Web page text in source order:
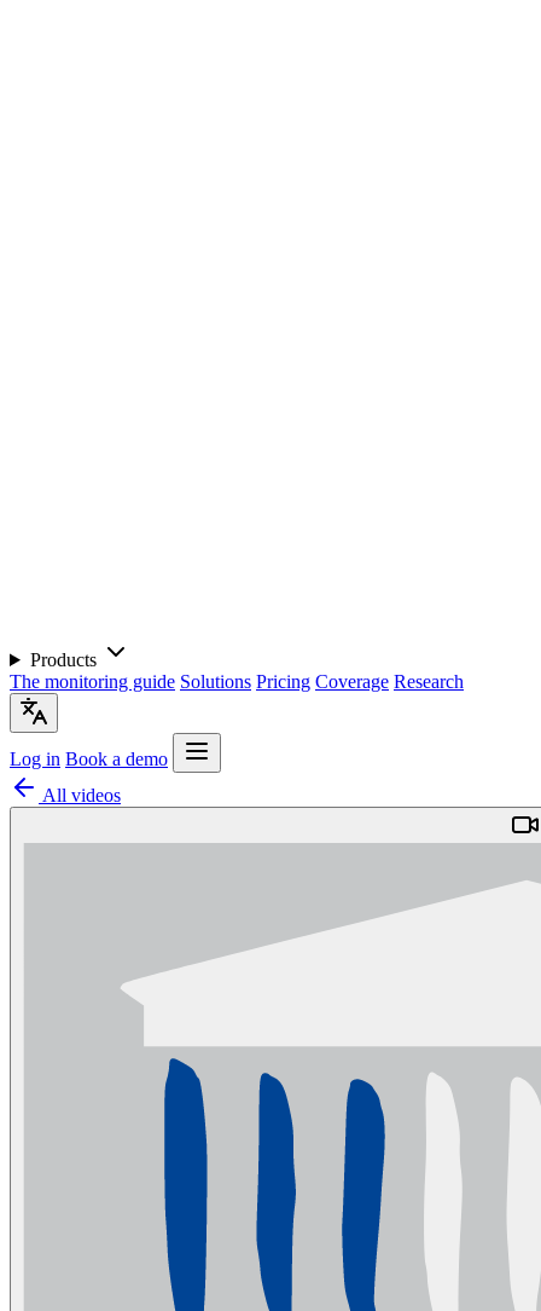
Products
The monitoring guide Solutions Pricing Coverage Research
Log in Book a demo
All videos